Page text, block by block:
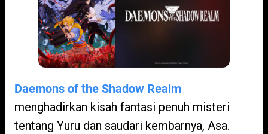
Daemons of the Shadow Realm
menghadirkan kisah fantasi penuh misteri
tentang Yuru dan saudari kembarnya, Asa.